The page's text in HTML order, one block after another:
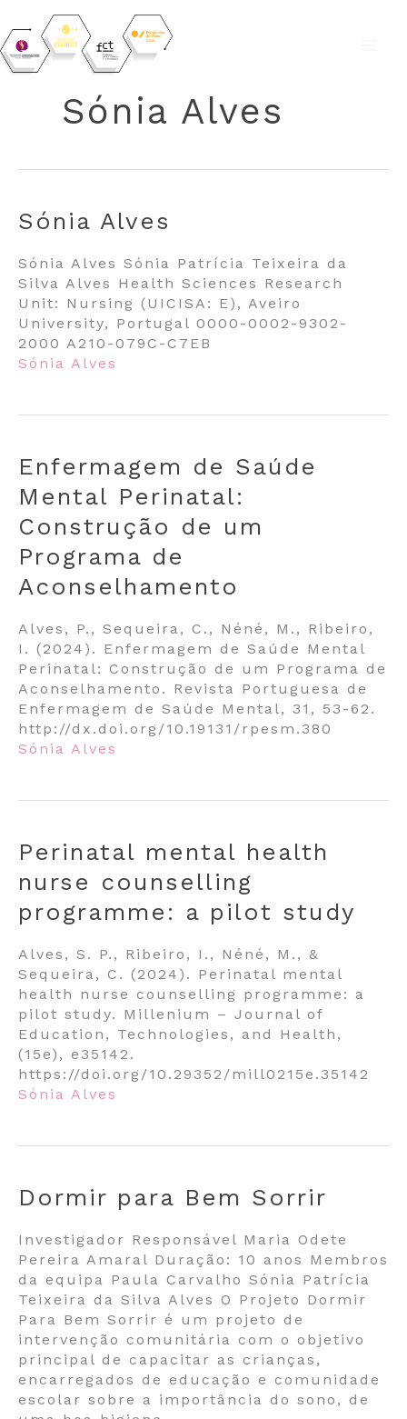
Skip
contentSónia Alves
Sónia Alves
Sónia Alves Sónia Patrícia Teixeira da
Silva Alves Health Sciences Research
Unit: Nursing (UICISA: E), Aveiro
University, Portugal 0000-0002-9302-
2000 A210-079C-C7EB
Sónia Alves
Enfermagem de Saúde
Mental Perinatal:
Construção de um
Programa de
Aconselhamento
Alves, P., Sequeira, C., Néné, M., Ribeiro,
I. (2024). Enfermagem de Saúde Mental
Perinatal: Construção de um Programa de
Aconselhamento. Revista Portuguesa de
Enfermagem de Saúde Mental, 31, 53-62.
http://dx.doi.org/10.19131/rpesm.380
Sónia Alves
Perinatal mental health
nurse counselling
programme: a pilot study
Alves, S. P., Ribeiro, I., Néné, M., &
Sequeira, C. (2024). Perinatal mental
health nurse counselling programme: a
pilot study. Millenium – Journal of
Education, Technologies, and Health,
(15e), e35142.
https://doi.org/10.29352/mill0215e.35142
Sónia Alves
Dormir para Bem Sorrir
Investigador Responsável Maria Odete
Pereira Amaral Duração: 10 anos Membros
da equipa Paula Carvalho Sónia Patrícia
Teixeira da Silva Alves O Projeto Dormir
Para Bem Sorrir é um projeto de
intervenção comunitária com o objetivo
principal de capacitar as crianças,
encarregados de educação e comunidade
escolar sobre a importância do sono, de